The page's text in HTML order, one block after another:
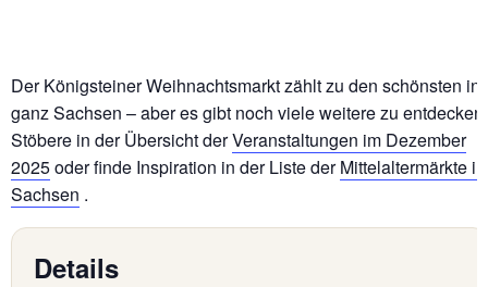
Der Königsteiner Weihnachtsmarkt zählt zu den schönsten in
ganz Sachsen – aber es gibt noch viele weitere zu entdecken!
Stöbere in der Übersicht derVeranstaltungen im Dezember
2025oder finde Inspiration in der Liste derMittelaltermärkte in
Sachsen .
Details